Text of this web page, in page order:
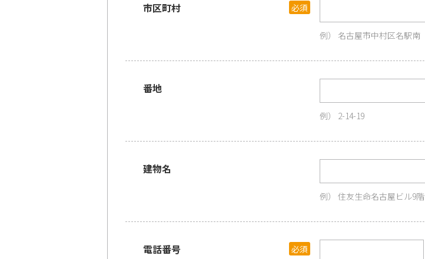
市区町村
名古屋市中村区名駅南
番地
2-14-19
建物名
住友生命名古屋ビル9階
電話番号